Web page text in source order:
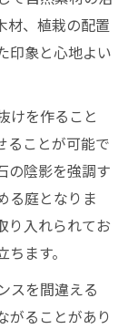
材、植栽の配置
印象と心地よい
けを作ること
ることが可能で
の陰影を強調す
る庭となりま
り入れられてお
ます。
スを間違える
がることがあり